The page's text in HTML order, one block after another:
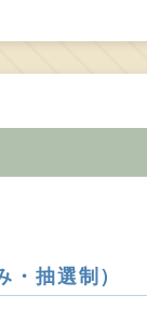
抽選制）